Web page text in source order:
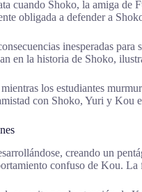
cuando Shoko, la amiga de
obligada a defender a
inesperadas
en la historia de Shoko,
los estudiantes
con Shoko, Yuri y Kou
creando un
confuso de Kou.